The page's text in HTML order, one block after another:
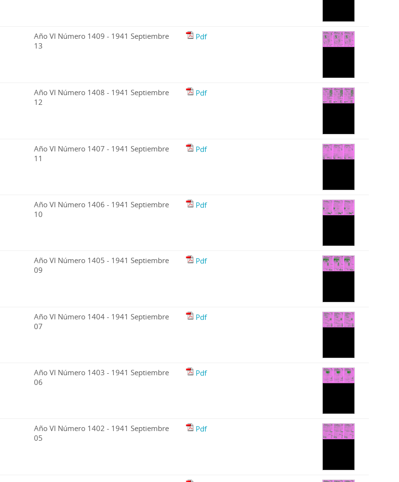
Año VI Número 1409 - 1941 Septiembre
13
Pdf
Año VI Número 1408 - 1941 Septiembre
12
Pdf
Año VI Número 1407 - 1941 Septiembre
11
Pdf
Año VI Número 1406 - 1941 Septiembre
10
Pdf
Año VI Número 1405 - 1941 Septiembre
09
Pdf
Año VI Número 1404 - 1941 Septiembre
07
Pdf
Año VI Número 1403 - 1941 Septiembre
06
Pdf
Año VI Número 1402 - 1941 Septiembre
05
Pdf